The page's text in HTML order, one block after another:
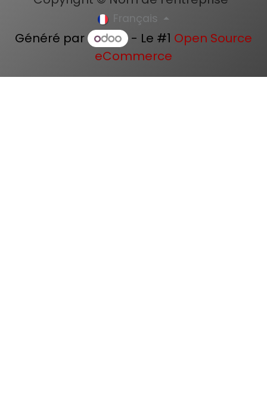
Français
Généré par - Le #1 Open Source
eCommerce